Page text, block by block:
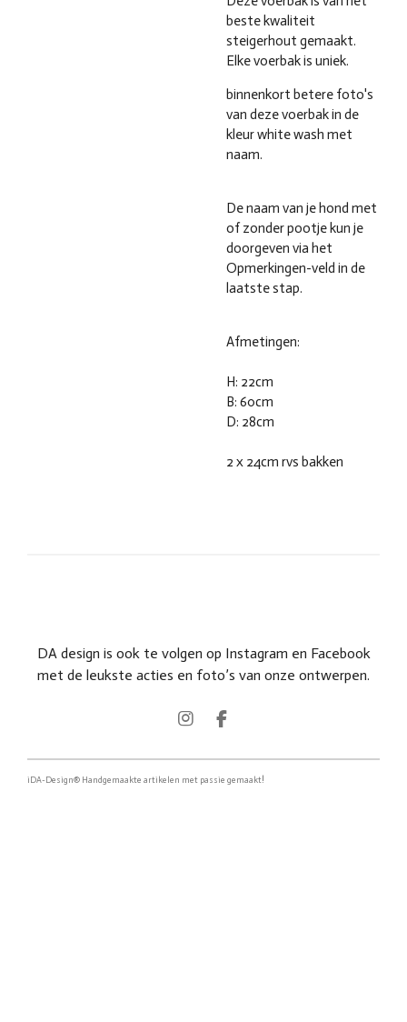
beste kwaliteit
steigerhout gemaakt.
Elke voerbak is uniek.
binnenkort betere foto's
van deze voerbak in de
kleur white wash met
naam.
De naam van je hond met
of zonder pootje kun je
doorgeven via het
Opmerkingen-veld in de
laatste stap.
Afmetingen:
H: 22cm
B: 60cm
D: 28cm
2 x 24cm rvs bakken
DA design is ook te volgen op Instagram en Facebook
met de leukste acties en foto’s van onze ontwerpen.
I
s
t
F
c
e
iDA-Design® Handgemaakte artikelen met passie gemaakt!